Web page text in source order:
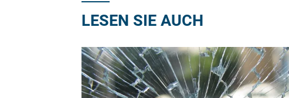
LESEN SIE AUCH